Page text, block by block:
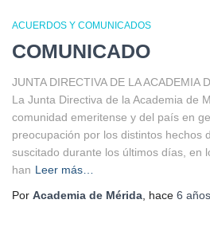
ACUERDOS Y COMUNICADOS
COMUNICADO
JUNTA DIRECTIVA DE LA ACADEMIA
La Junta Directiva de la Academia de
comunidad emeritense y del país en
preocupación por los distintos hechos
suscitado durante los últimos días, en
han Leer más…
Por Academia de Mérida , hace 6 años